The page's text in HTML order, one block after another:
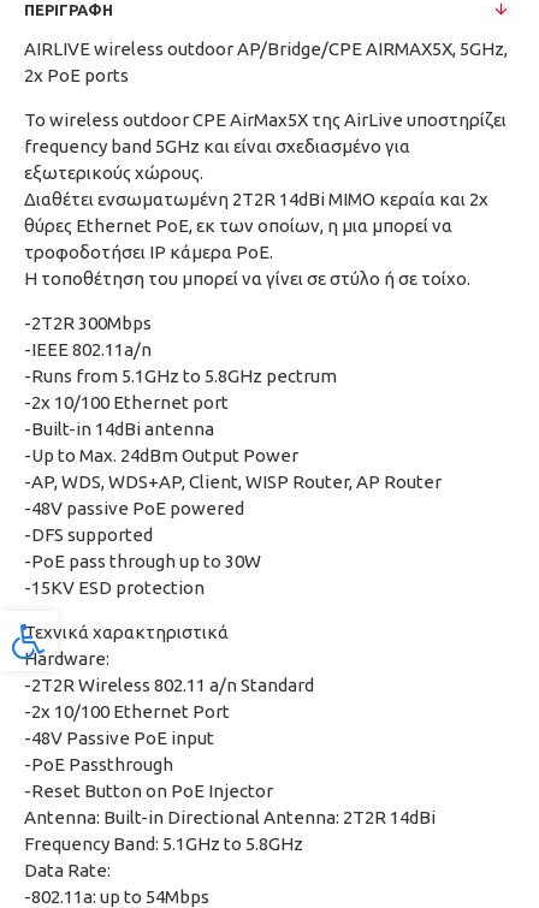
Προσβασιμότητα
ΠΕΡΙΓΡΑΦΉ
AIRLIVE wireless outdoor AP/Bridge/CPE AIRMAX5X, 5GHz,
2x PoE ports
Το wireless outdoor CPE AirMax5X της AirLive υποστηρίζει
frequency band 5GHz και είναι σχεδιασμένο για
εξωτερικούς χώρους.
Διαθέτει ενσωματωμένη 2T2R 14dBi MIMO κεραία και 2x
θύρες Ethernet PoE, εκ των οποίων, η μια μπορεί να
τροφοδοτήσει IP κάμερα PoE.
Η τοποθέτηση του μπορεί να γίνει σε στύλο ή σε τοίχο.
-2T2R 300Mbps
-IEEE 802.11a/n
-Runs from 5.1GHz to 5.8GHz pectrum
-2x 10/100 Ethernet port
-Built-in 14dBi antenna
-Up to Max. 24dBm Output Power
-AP, WDS, WDS+AP, Client, WISP Router, AP Router
-48V passive PoE powered
-DFS supported
-PoE pass through up to 30W
-15KV ESD protection
Τεχνικά χαρακτηριστικά
Hardware:
-2T2R Wireless 802.11 a/n Standard
-2x 10/100 Ethernet Port
-48V Passive PoE input
-PoE Passthrough
-Reset Button on PoE Injector
Antenna: Built-in Directional Antenna: 2T2R 14dBi
Frequency Band: 5.1GHz to 5.8GHz
Data Rate:
-802.11a: up to 54Mbps